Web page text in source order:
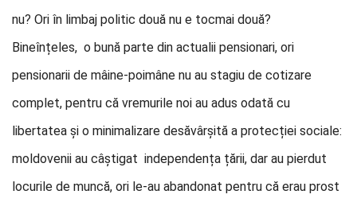
nu? Ori în limbaj politic două nu e tocmai două?
Bineînțeles, o bună parte din actualii pensionari, ori
pensionarii de mâine-poimâne nu au stagiu de cotizare
complet, pentru că vremurile noi au adus odată cu
libertatea și o minimalizare desăvârșită a protecției sociale:
moldovenii au câștigat independența țării, dar au pierdut
locurile de muncă, ori le-au abandonat pentru că erau prost